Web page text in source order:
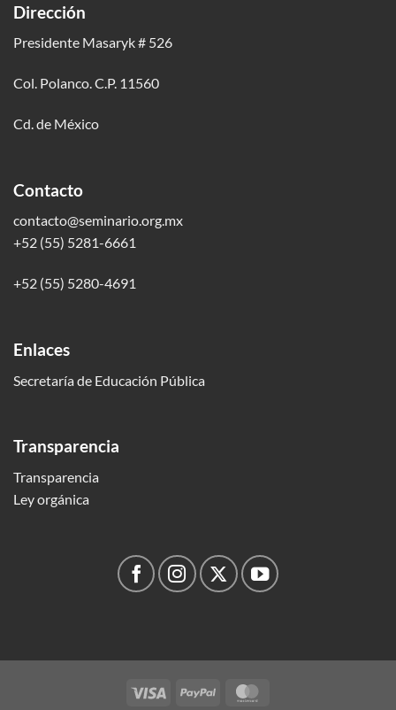
Dirección
Presidente Masaryk # 526
Col. Polanco. C.P. 11560
Cd. de México
Contacto
contacto@seminario.org.mx
+52 (55) 5281-6661
+52 (55) 5280-4691
Enlaces
Secretaría de Educación Pública
Transparencia
Transparencia
Ley orgánica